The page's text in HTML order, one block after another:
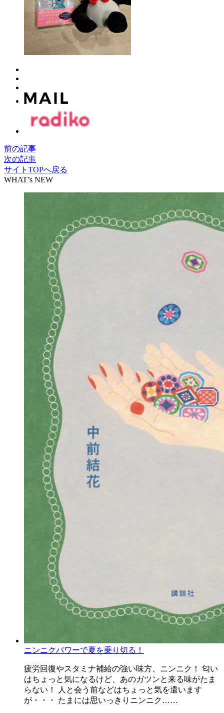
前の記事
次の記事
サイトTOPへ戻る
WHAT’s NEW
ニンニクパワーで夏を乗り切る！
疲労回復やスタミナ補給の強い味方、ニンニク！ 匂い
はちょっと気になるけど、あのガツンと来る味がたま
らない！ 人と会う前などはちょっと気を遣います
が・・・ たまには思いっきりニンニク……